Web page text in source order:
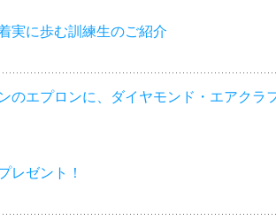
実に歩む訓練生のご紹介
のエプロンに、ダイヤモンド・エアクラ
レゼント！